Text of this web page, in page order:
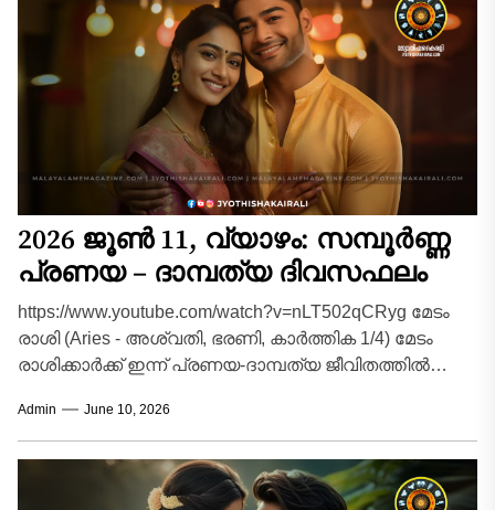
2026 ജൂൺ 11, വ്യാഴം: സമ്പൂർണ്ണ
പ്രണയ – ദാമ്പത്യ ദിവസഫലം
https://www.youtube.com/watch?v=nLT502qCRyg മേടം
രാശി (Aries - അശ്വതി, ഭരണി, കാർത്തിക 1/4) മേടം
രാശിക്കാർക്ക് ഇന്ന് പ്രണയ-ദാമ്പത്യ ജീവിതത്തിൽ
പങ്കാളിയോട് സംസാരിക്കുമ്പോൾ...
Admin June 10, 2026